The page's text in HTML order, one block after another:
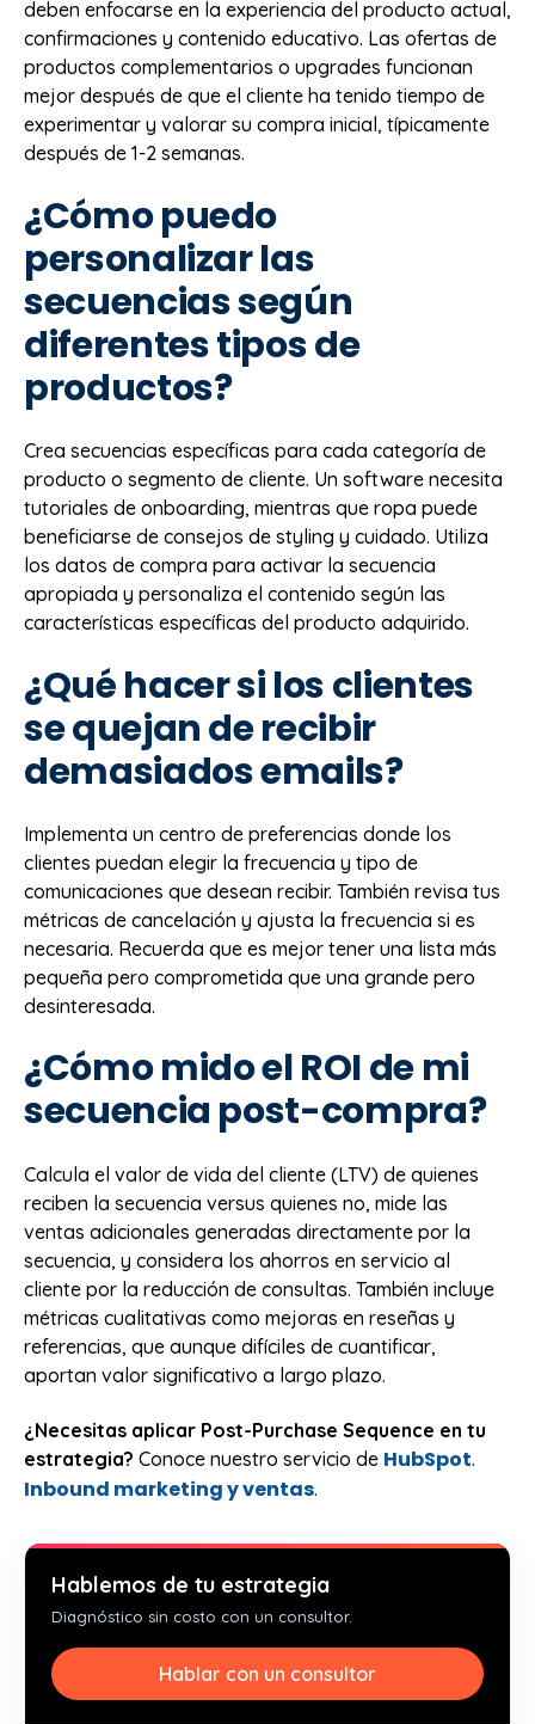
deben enfocarse en la experiencia del producto actual,
confirmaciones y contenido educativo. Las ofertas de
productos complementarios o upgrades funcionan
mejor después de que el cliente ha tenido tiempo de
experimentar y valorar su compra inicial, típicamente
después de 1-2 semanas.
¿Cómo puedo
personalizar las
secuencias según
diferentes tipos de
productos?
Crea secuencias específicas para cada categoría de
producto o segmento de cliente. Un software necesita
tutoriales de onboarding, mientras que ropa puede
beneficiarse de consejos de styling y cuidado. Utiliza
los datos de compra para activar la secuencia
apropiada y personaliza el contenido según las
características específicas del producto adquirido.
¿Qué hacer si los clientes
se quejan de recibir
demasiados emails?
Implementa un centro de preferencias donde los
clientes puedan elegir la frecuencia y tipo de
comunicaciones que desean recibir. También revisa tus
métricas de cancelación y ajusta la frecuencia si es
necesaria. Recuerda que es mejor tener una lista más
pequeña pero comprometida que una grande pero
desinteresada.
¿Cómo mido el ROI de mi
secuencia post-compra?
Calcula el valor de vida del cliente (LTV) de quienes
reciben la secuencia versus quienes no, mide las
ventas adicionales generadas directamente por la
secuencia, y considera los ahorros en servicio al
cliente por la reducción de consultas. También incluye
métricas cualitativas como mejoras en reseñas y
referencias, que aunque difíciles de cuantificar,
aportan valor significativo a largo plazo.
¿Necesitas aplicar Post-Purchase Sequence en tu
estrategia? Conoce nuestro servicio de HubSpot.
Inbound marketing y ventas.
Hablemos de tu estrategia
Diagnóstico sin costo con un consultor.
Hablar con un consultor